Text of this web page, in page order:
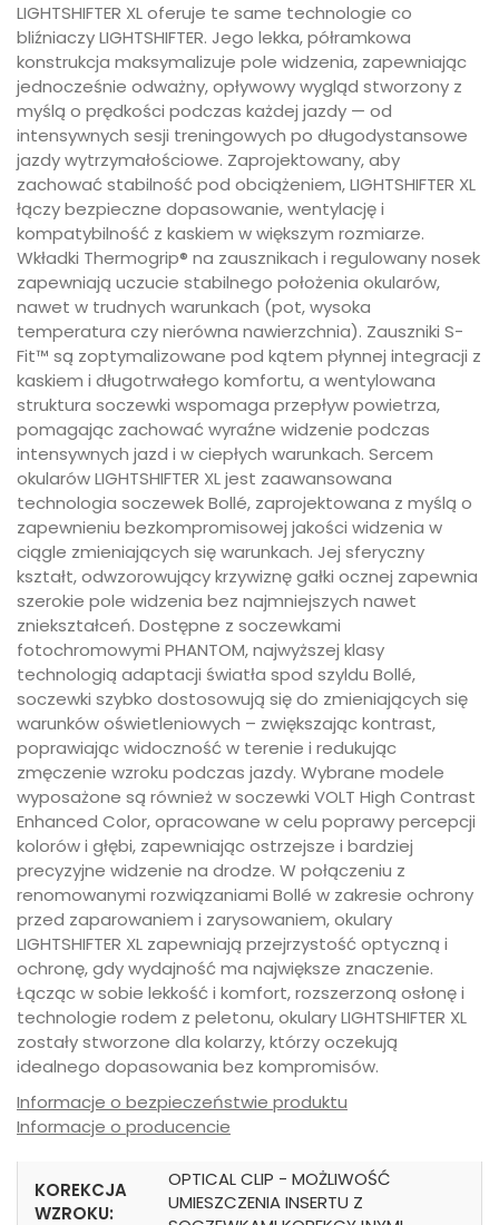
LIGHTSHIFTER XL oferuje te same technologie co
bliźniaczy LIGHTSHIFTER. Jego lekka, półramkowa
konstrukcja maksymalizuje pole widzenia, zapewniając
jednocześnie odważny, opływowy wygląd stworzony z
myślą o prędkości podczas każdej jazdy — od
intensywnych sesji treningowych po długodystansowe
jazdy wytrzymałościowe. Zaprojektowany, aby
zachować stabilność pod obciążeniem, LIGHTSHIFTER XL
łączy bezpieczne dopasowanie, wentylację i
kompatybilność z kaskiem w większym rozmiarze.
Wkładki Thermogrip® na zausznikach i regulowany nosek
zapewniają uczucie stabilnego położenia okularów,
nawet w trudnych warunkach (pot, wysoka
temperatura czy nierówna nawierzchnia). Zauszniki S-
Fit™ są zoptymalizowane pod kątem płynnej integracji z
kaskiem i długotrwałego komfortu, a wentylowana
struktura soczewki wspomaga przepływ powietrza,
pomagając zachować wyraźne widzenie podczas
intensywnych jazd i w ciepłych warunkach. Sercem
okularów LIGHTSHIFTER XL jest zaawansowana
technologia soczewek Bollé, zaprojektowana z myślą o
zapewnieniu bezkompromisowej jakości widzenia w
ciągle zmieniających się warunkach. Jej sferyczny
kształt, odwzorowujący krzywiznę gałki ocznej zapewnia
szerokie pole widzenia bez najmniejszych nawet
zniekształceń. Dostępne z soczewkami
fotochromowymi PHANTOM, najwyższej klasy
technologią adaptacji światła spod szyldu Bollé,
soczewki szybko dostosowują się do zmieniających się
warunków oświetleniowych – zwiększając kontrast,
poprawiając widoczność w terenie i redukując
zmęczenie wzroku podczas jazdy. Wybrane modele
wyposażone są również w soczewki VOLT High Contrast
Enhanced Color, opracowane w celu poprawy percepcji
kolorów i głębi, zapewniając ostrzejsze i bardziej
precyzyjne widzenie na drodze. W połączeniu z
renomowanymi rozwiązaniami Bollé w zakresie ochrony
przed zaparowaniem i zarysowaniem, okulary
LIGHTSHIFTER XL zapewniają przejrzystość optyczną i
ochronę, gdy wydajność ma największe znaczenie.
Łącząc w sobie lekkość i komfort, rozszerzoną osłonę i
technologie rodem z peletonu, okulary LIGHTSHIFTER XL
zostały stworzone dla kolarzy, którzy oczekują
idealnego dopasowania bez kompromisów.
Informacje o bezpieczeństwie produktu
Informacje o producencie
KOREKCJA
WZROKU:
OPTICAL CLIP - MOŻLIWOŚĆ
UMIESZCZENIA INSERTU Z